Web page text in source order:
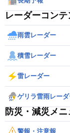
レーダーコンテ
雨雲レーダー
積雪レーダー
雷レーダー
ゲリラ雷雨レー
防災・減災メニ
警報・注意報